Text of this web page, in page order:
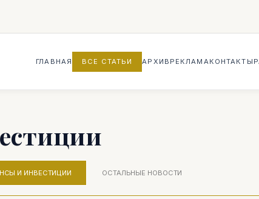
ГЛАВНАЯ ВСЕ СТАТЬИ АРХИВ РЕКЛАМА КОНТАКТЫ
И ИНВЕСТИЦИИ ОСТАЛЬНЫЕ НОВОСТИ